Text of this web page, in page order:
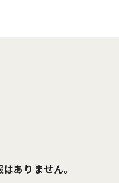
ありません。